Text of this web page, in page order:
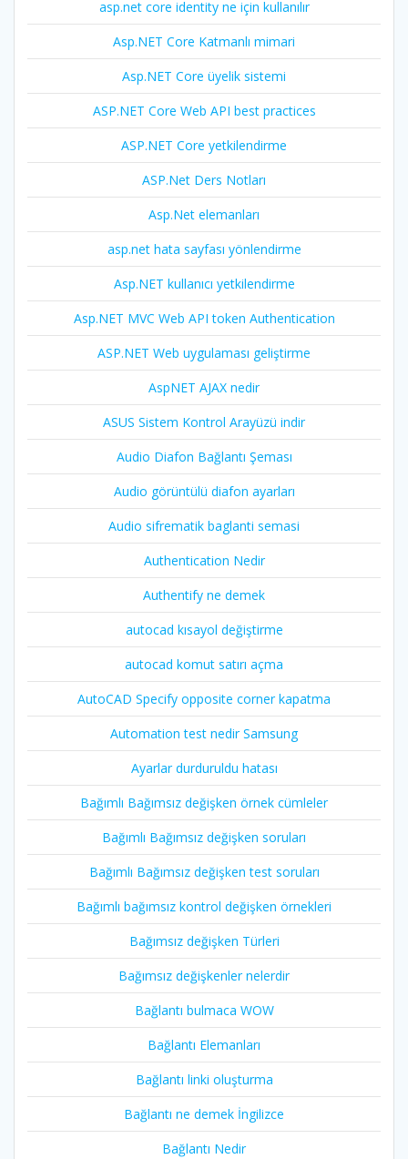
asp.net core identity ne için kullanılır
Asp.NET Core Katmanlı mimari
Asp.NET Core üyelik sistemi
ASP.NET Core Web API best practices
ASP.NET Core yetkilendirme
ASP.Net Ders Notları
Asp.Net elemanları
asp.net hata sayfası yönlendirme
Asp.NET kullanıcı yetkilendirme
Asp.NET MVC Web API token Authentication
ASP.NET Web uygulaması geliştirme
AspNET AJAX nedir
ASUS Sistem Kontrol Arayüzü indir
Audio Diafon Bağlantı Şeması
Audio görüntülü diafon ayarları
Audio sifrematik baglanti semasi
Authentication Nedir
Authentify ne demek
autocad kısayol değiştirme
autocad komut satırı açma
AutoCAD Specify opposite corner kapatma
Automation test nedir Samsung
Ayarlar durduruldu hatası
Bağımlı Bağımsız değişken örnek cümleler
Bağımlı Bağımsız değişken soruları
Bağımlı Bağımsız değişken test soruları
Bağımlı bağımsız kontrol değişken örnekleri
Bağımsız değişken Türleri
Bağımsız değişkenler nelerdir
Bağlantı bulmaca WOW
Bağlantı Elemanları
Bağlantı linki oluşturma
Bağlantı ne demek İngilizce
Bağlantı Nedir